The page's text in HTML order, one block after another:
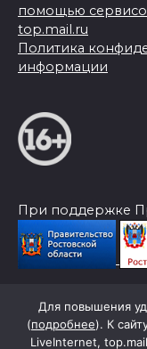
помощью
top.mail.ru
Политика
информации
При поддержке
© 2026 Слава
Для повышения
(подробнее). К
LiveInternet,